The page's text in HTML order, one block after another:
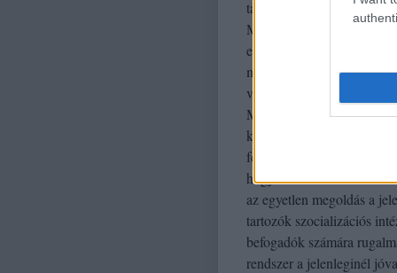
társaiknál, az ő eseteik
Mindez pedig odavezet,
elsikkadunk, netán nem is
mondható
villámcsapásként éri az
Mindez pedig olyan
középosztálybeli nő
férfi), rossz reflexeket indít
hogy a bűnözés immár
az egyetlen megoldás a
tartozók szocializációs
befogadók számára
rendszer a jelenleginél